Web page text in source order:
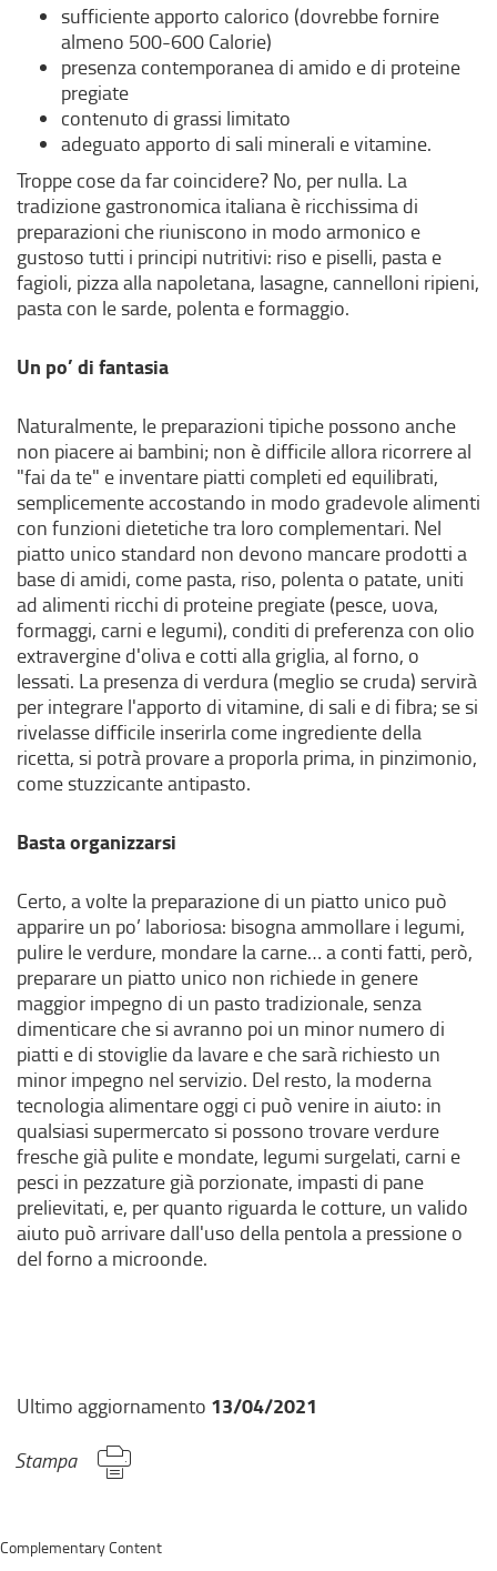
sufficiente apporto calorico (dovrebbe fornire
almeno 500-600 Calorie)
presenza contemporanea di amido e di proteine
pregiate
contenuto di grassi limitato
adeguato apporto di sali minerali e vitamine.
Troppe cose da far coincidere? No, per nulla. La
tradizione gastronomica italiana è ricchissima di
preparazioni che riuniscono in modo armonico e
gustoso tutti i principi nutritivi: riso e piselli, pasta e
fagioli, pizza alla napoletana, lasagne, cannelloni ripieni,
pasta con le sarde, polenta e formaggio.
Un po’ di fantasia
Naturalmente, le preparazioni tipiche possono anche
non piacere ai bambini; non è difficile allora ricorrere al
"fai da te" e inventare piatti completi ed equilibrati,
semplicemente accostando in modo gradevole alimenti
con funzioni dietetiche tra loro complementari. Nel
piatto unico standard non devono mancare prodotti a
base di amidi, come pasta, riso, polenta o patate, uniti
ad alimenti ricchi di proteine pregiate (pesce, uova,
formaggi, carni e legumi), conditi di preferenza con olio
extravergine d'oliva e cotti alla griglia, al forno, o
lessati. La presenza di verdura (meglio se cruda) servirà
per integrare l'apporto di vitamine, di sali e di fibra; se si
rivelasse difficile inserirla come ingrediente della
ricetta, si potrà provare a proporla prima, in pinzimonio,
come stuzzicante antipasto.
Basta organizzarsi
Certo, a volte la preparazione di un piatto unico può
apparire un po’ laboriosa: bisogna ammollare i legumi,
pulire le verdure, mondare la carne… a conti fatti, però,
preparare un piatto unico non richiede in genere
maggior impegno di un pasto tradizionale, senza
dimenticare che si avranno poi un minor numero di
piatti e di stoviglie da lavare e che sarà richiesto un
minor impegno nel servizio. Del resto, la moderna
tecnologia alimentare oggi ci può venire in aiuto: in
qualsiasi supermercato si possono trovare verdure
fresche già pulite e mondate, legumi surgelati, carni e
pesci in pezzature già porzionate, impasti di pane
prelievitati, e, per quanto riguarda le cotture, un valido
aiuto può arrivare dall'uso della pentola a pressione o
del forno a microonde.
Ultimo aggiornamento 13/04/2021
Stampa
Complementary Content